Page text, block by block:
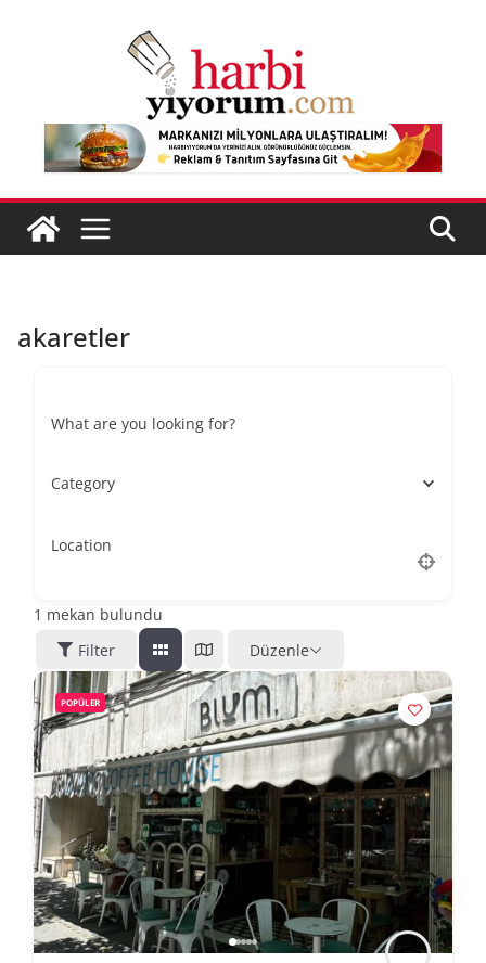
akaretler
What are you looking for?
Category
Location
1 mekan bulundu
Filter
Düzenle
POPÜLER